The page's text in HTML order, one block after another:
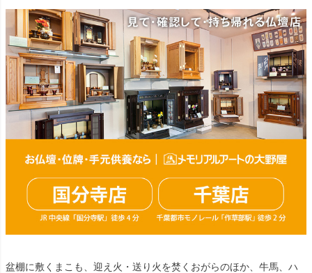
盆棚に敷くまこも、迎え火・送り火を焚くおがらのほか、牛馬、ハ